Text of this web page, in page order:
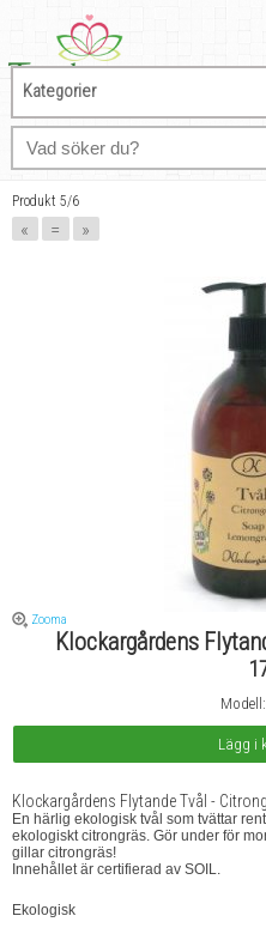
Kategorier
Produkt 5/6
« = »
Zooma
Klockargårdens
Klockargårdens Flytande Tvål -
En härlig ekologisk tvål som tvättar
ekologiskt citrongräs. Gör under för
gillar citrongräs!
Innehållet är certifierad av SOIL.
Ekologisk